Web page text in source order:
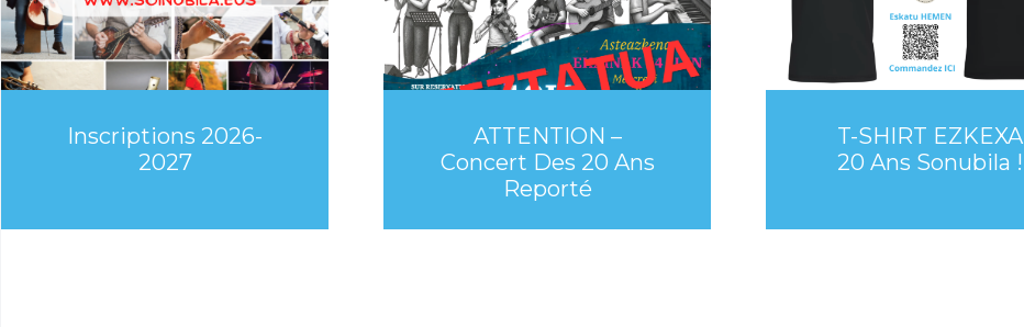
Inscriptions 2026-
2027
ATTENTION –
Concert Des 20 Ans
Reporté
T-SHIRT EZKEXA
20 Ans Sonubila !